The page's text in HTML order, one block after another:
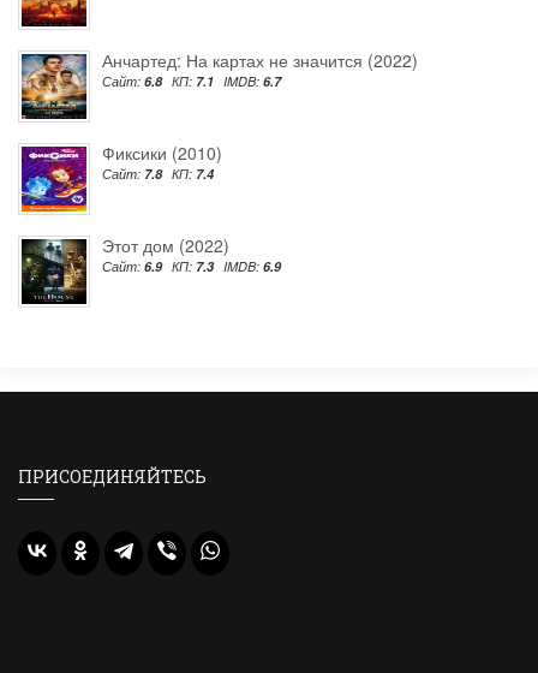
Анчартед: На картах не значится (2022)
Сайт: 6.8 КП: 7.1 IMDB: 6.7
Фиксики (2010)
Сайт: 7.8 КП: 7.4
Этот дом (2022)
Сайт: 6.9 КП: 7.3 IMDB: 6.9
ПРИСОЕДИНЯЙТЕСЬ